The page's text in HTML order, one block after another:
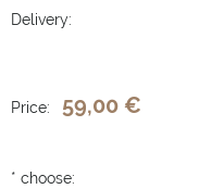
Delivery:
Price: 59,00 €
* choose: